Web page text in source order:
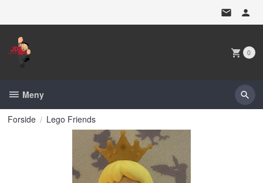
0
Meny
Forside Lego Friends